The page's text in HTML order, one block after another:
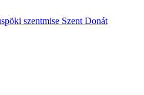
szentmise Szent Donát